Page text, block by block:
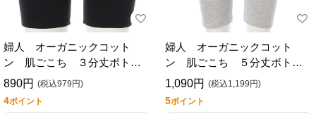
婦人 オーガニックコット
ン 肌ごこち ３分丈ボトム
／セブンプレミアムライフス
890円 (税込979円)
4ポイント
婦人 オーガニックコット
ン 肌ごこち ５分丈ボトム
／セブンプレミアムライフス
1,090円 (税込1,199円)
5ポイント